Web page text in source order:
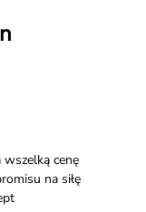
cenę
na siłę